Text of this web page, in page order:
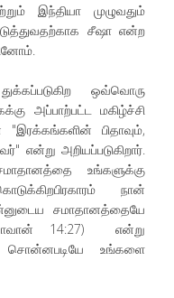
இந்தியா முழுவதும்
சீஷா என்ற
ஒவ்வொரு
அப்பாற்பட்ட மகிழ்ச்சி
"இரக்கங்களின் பிதாவும்,
என்று அறியப்படுகிறார்.
உங்களுக்கு
நான்
சமாதானத்தையே
14:27) என்று
சொன்னபடியே உங்களை